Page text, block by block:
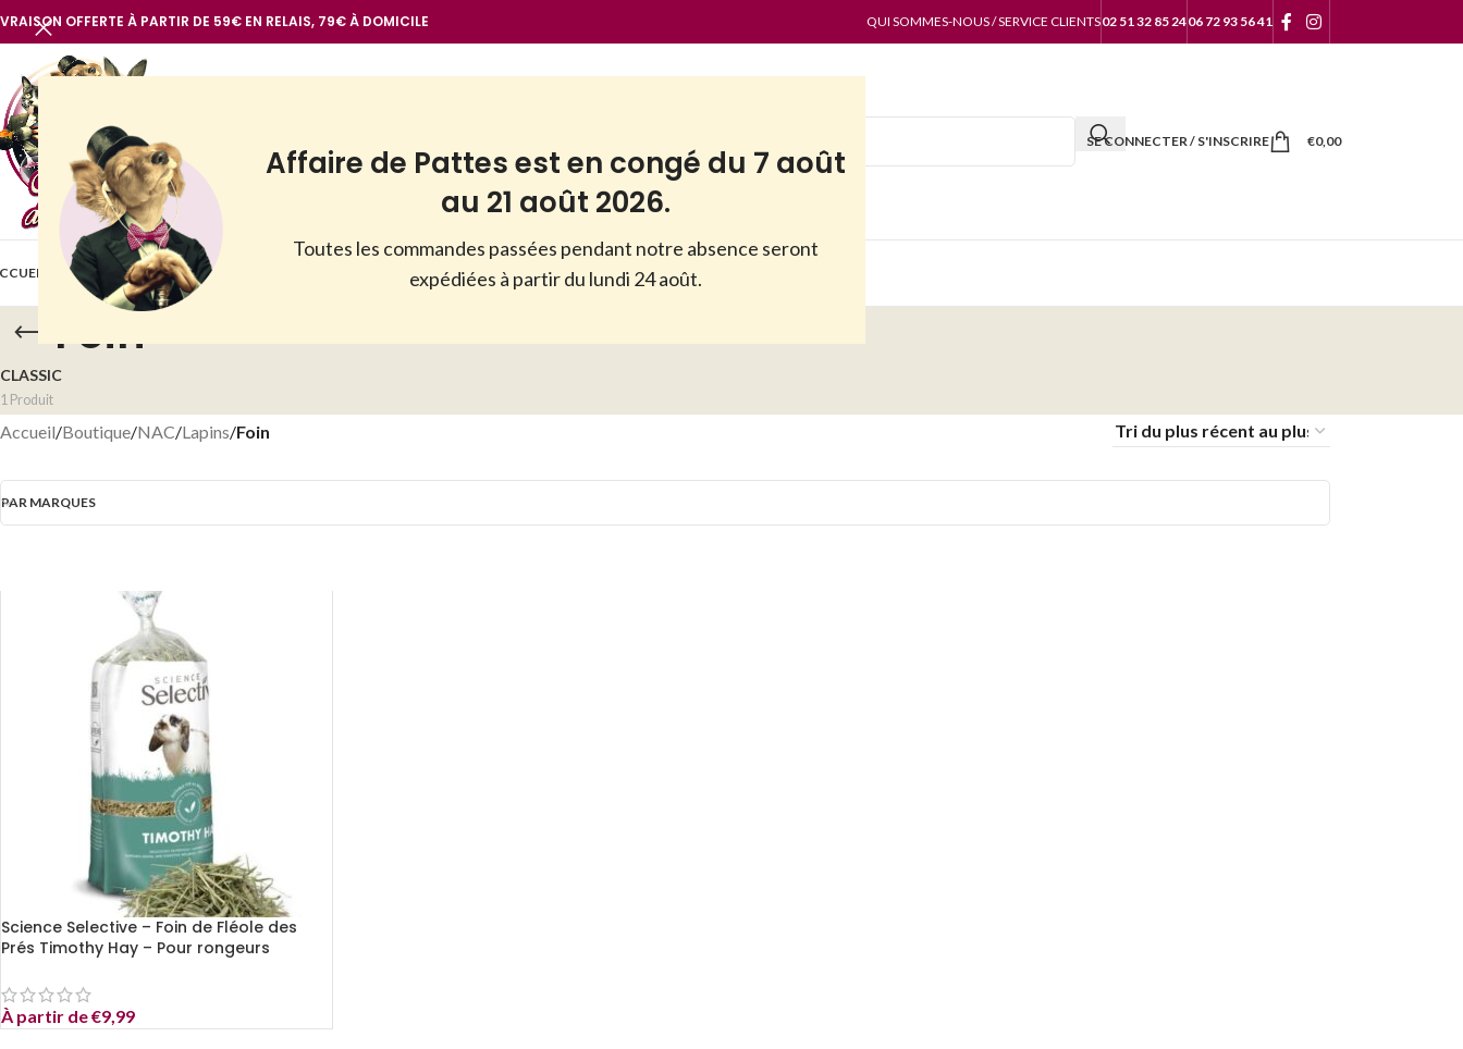
Affaire de Pattes est en congé du 7 août
au 21 août 2026.
Toutes les commandes passées pendant notre absence seront
expédiées à partir du lundi 24 août.
OFFERTE À PARTIR DE 59€ EN RELAIS, 79€ À DOMICILE QUI SOMMES-NOUS / SERVICE CLIENTS02 51 32 85 2406 72 93 56 41
SE CONNECTER / S'INSCRIRE €0,00
VOIR TOUT
BOUTIQUE
NOTRE MARQUE CHATSAUTRES PAR MARQUESANTI-GASPI
Foin
CLASSIC
1 Produit
Accueil/Boutique/NAC/Lapins/Foin
PAR MARQUES
Science Selective – Foin de Fléole des
Prés Timothy Hay – Pour rongeurs
À partir de€9,99